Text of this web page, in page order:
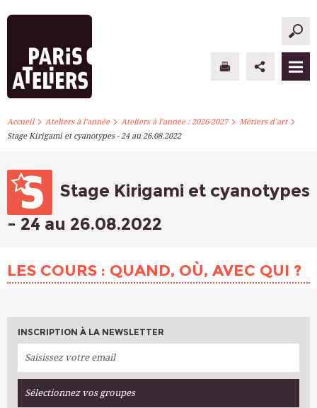
PARIS ATELIERS
ATELIERS À L’ANNÉE
STAGES PONCTUELS
S’INSCRIRE
Accueil> Ateliers à l’année> Ateliers à l’année : 2026-2027> Métiers d’art>
Stage Kirigami et cyanotypes - 24 au 26.08.2022
Stage Kirigami et cyanotypes
- 24 au 26.08.2022
LES COURS : QUAND, OÙ, AVEC QUI ?
INSCRIPTION À LA NEWSLETTER
Sélectionnez vos groupes